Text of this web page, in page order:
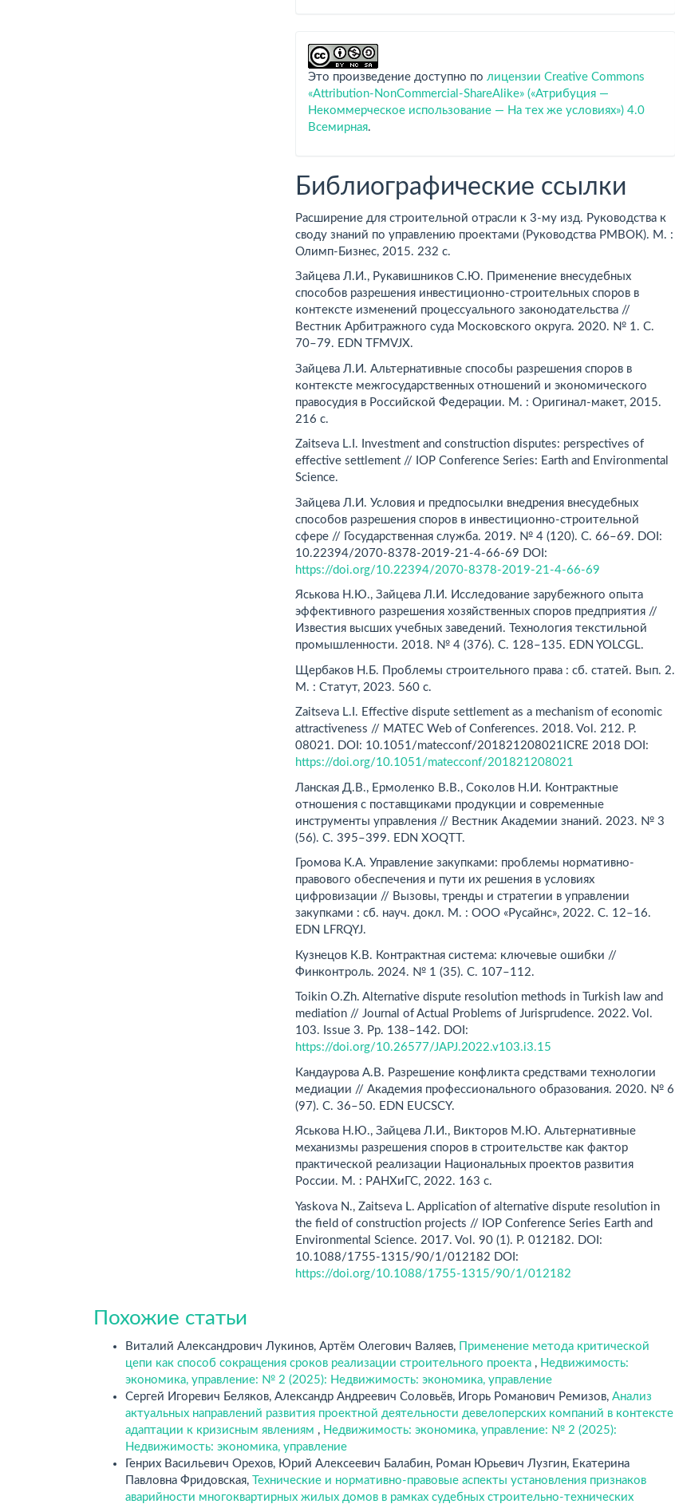
Это произведение доступно полицензии Creative Commons
«Attribution-NonCommercial-ShareAlike» («Атрибуция —
Некоммерческое использование — На тех же условиях») 4.0
Всемирная.
Библиографические ссылки
Расширение для строительной отрасли к 3-му изд. Руководства к
своду знаний по управлению проектами (Руководства РМВОК). М. :
Олимп-Бизнес, 2015. 232 с.
Зайцева Л.И., Рукавишников С.Ю. Применение внесудебных
способов разрешения инвестиционно-строительных споров в
контексте изменений процессуального законодательства //
Вестник Арбитражного суда Московского округа. 2020. № 1. С.
70–79. EDN TFMVJX.
Зайцева Л.И. Альтернативные способы разрешения споров в
контексте межгосударственных отношений и экономического
правосудия в Российской Федерации. M. : Оригинал-макет, 2015.
216 с.
Zaitseva L.I. Investment and construction disputes: perspectives of
effective settlement // IOP Conference Series: Earth and Environmental
Science.
Зайцева Л.И. Условия и предпосылки внедрения вне­судебных
способов разрешения споров в инвестиционно-строительной
сфере // Государственная служба. 2019. № 4 (120). С. 66–69. DOI:
10.22394/2070-8378-2019-21-4-66-69 DOI:
https://doi.org/10.22394/2070-8378-2019-21-4-66-69
Яськова Н.Ю., Зайцева Л.И. Исследование зарубежного опыта
эффективного разрешения хозяйственных споров предприятия //
Известия высших учебных заведений. Технология текстильной
промышленности. 2018. № 4 (376). С. 128–135. EDN YOLCGL.
Щербаков Н.Б. Проблемы строительного права : сб. статей. Вып. 2.
М. : Статут, 2023. 560 с.
Zaitseva L.I. Effective dispute settlement as a mechanism of economic
attractiveness // MATEC Web of Conferences. 2018. Vol. 212. Р.
08021. DOI: 10.1051/matecconf/201821208021ICRE 2018 DOI:
https://doi.org/10.1051/matecconf/201821208021
Ланская Д.В., Ермоленко В.В., Соколов Н.И. Контрактные
отношения с поставщиками продукции и современные
инструменты управления // Вестник Академии знаний. 2023. № 3
(56). С. 395–399. EDN XOQTT.
Громова К.А. Управление закупками: проблемы нормативно-
правового обеспечения и пути их решения в условиях
цифровизации // Вызовы, тренды и стратегии в управлении
закупками : сб. науч. докл. М. : ООО «Русайнс», 2022. С. 12–16.
EDN LFRQYJ.
Кузнецов К.В. Контрактная система: ключевые ошибки //
Финконтроль. 2024. № 1 (35). С. 107–112.
Toikin O.Zh. Alternative dispute resolution methods in Turkish law and
mediation // Journal of Actual Problems of Jurisprudence. 2022. Vol.
103. Issue 3. Рр. 138–142. DOI:
https://doi.org/10.26577/JAPJ.2022.v103.i3.15
Кандаурова А.В. Разрешение конфликта средствами технологии
медиации // Академия профессионального образования. 2020. № 6
(97). С. 36–50. EDN EUCSCY.
Яськова Н.Ю., Зайцева Л.И., Викторов М.Ю. Альтернативные
механизмы разрешения споров в строительстве как фактор
практической реализации Национальных проектов развития
России. М. : РAНХиГС, 2022. 163 с.
Yaskova N., Zaitseva L. Application of alternative dispute resolution in
the field of construction projects // IOP Conference Series Earth and
Environmental Science. 2017. Vol. 90 (1). Р. 012182. DOI:
10.1088/1755-1315/90/1/012182 DOI:
https://doi.org/10.1088/1755-1315/90/1/012182
Похожие статьи
Виталий Александрович Лукинов, Артём Олегович Валяев, Применение метода критической
цепи как способ сокращения сроков реализации строительного проекта , Недвижимость:
экономика, управление: № 2 (2025): Недвижимость: экономика, управление
Сергей Игоревич Беляков, Александр Андреевич Соловьёв, Игорь Романович Ремизов, Анализ
актуальных направлений развития проектной деятельности девелоперских компаний в контексте
адаптации к кризисным явлениям , Недвижимость: экономика, управление: № 2 (2025):
Недвижимость: экономика, управление
Генрих Васильевич Орехов, Юрий Алексеевич Балабин, Роман Юрьевич Лузгин, Екатерина
Павловна Фридовская, Технические и нормативно-правовые аспекты установления признаков
аварийности многоквартирных жилых домов в рамках судебных строительно-технических